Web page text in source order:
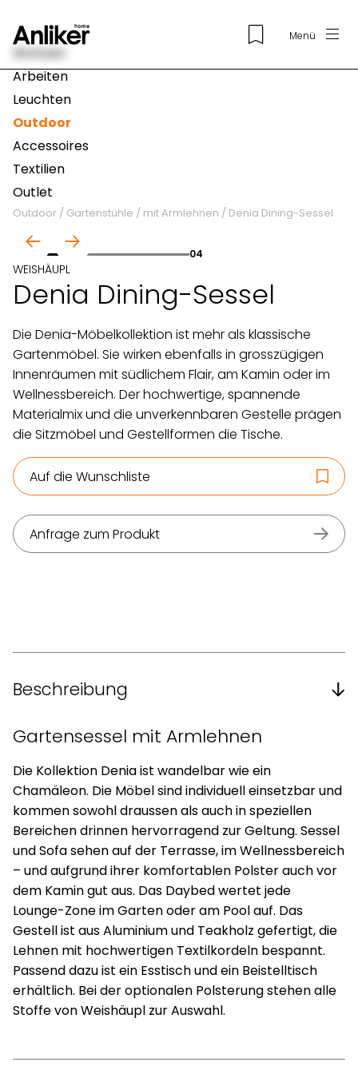
Menü
Wohnen
Arbeiten
Leuchten
Outdoor
Accessoires
Textilien
Outlet
Outdoor / Gartenstühle / mit Armlehnen / Denia Dining-Sessel
04
WEISHÄUPL
Denia Dining-Sessel
Die Denia-Möbelkollektion ist mehr als klassische
Gartenmöbel. Sie wirken ebenfalls in grosszügigen
Innenräumen mit südlichem Flair, am Kamin oder im
Wellnessbereich. Der hochwertige, spannende
Materialmix und die unverkennbaren Gestelle prägen
die Sitzmöbel und Gestellformen die Tische.
Auf die Wunschliste
Anfrage zum Produkt
Beschreibung
Gartensessel mit Armlehnen
Die Kollektion Denia ist wandelbar wie ein
Chamäleon. Die Möbel sind individuell einsetzbar und
kommen sowohl draussen als auch in speziellen
Bereichen drinnen hervorragend zur Geltung. Sessel
und Sofa sehen auf der Terrasse, im Wellnessbereich
– und aufgrund ihrer komfortablen Polster auch vor
dem Kamin gut aus. Das Daybed wertet jede
Lounge-Zone im Garten oder am Pool auf. Das
Gestell ist aus Aluminium und Teakholz gefertigt, die
Lehnen mit hochwertigen Textilkordeln bespannt.
Passend dazu ist ein Esstisch und ein Beistelltisch
erhältlich. Bei der optionalen Polsterung stehen alle
Stoffe von Weishäupl zur Auswahl.